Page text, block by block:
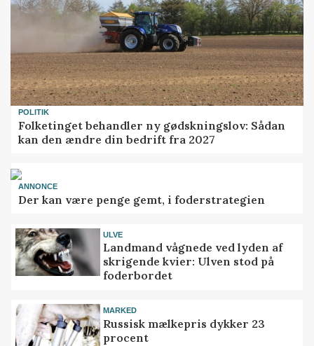
POLITIK
Folketinget behandler ny gødskningslov: Sådan
kan den ændre din bedrift fra 2027
ANNONCE
Der kan være penge gemt, i foderstrategien
ULVE
Landmand vågnede ved lyden af
skrigende kvier: Ulven stod på
foderbordet
MARKED
Russisk mælkepris dykker 23
procent